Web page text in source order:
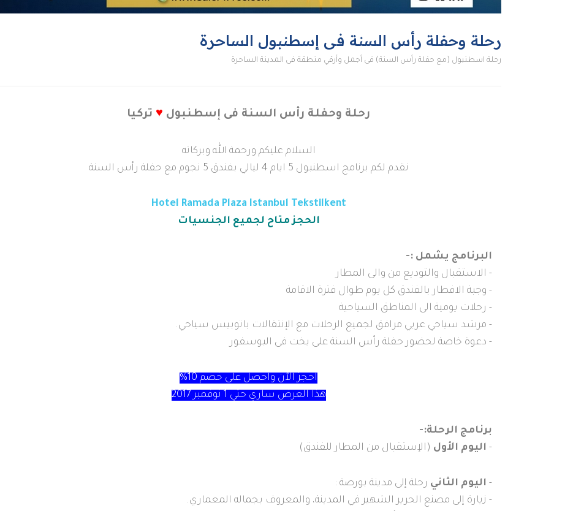
رحلة وحفلة رأس السنة فى إسطنبول الساحرة
رحلة اسطنبول (مع حفلة رأس السنة) فى أجمل وأرقي منطقة فى المدينة الساحرة
رحلة وحفلة رأس السنة فى إسطنبول ♥ تركيا
السلام عليكم ورحمة الله وبركاته
نقدم لكم برنامج اسطنبول 5 ايام 4 ليالي بفندق 5 نجوم مع حفلة رأس السنة
Hotel Ramada Plaza Istanbul Tekstilkent
الحجز متاح لجميع الجنسيات
البرنامج يشمل :-
- الاستقبال والتوديع من والى المطار
- وجبة الافطار بالفندق كل يوم طوال فترة الاقامة
- رحلات يومية الى المناطق السياحية
- مرشد سياحي عربي مرافق لجميع الرحلات مع الإنتقالات باتوبيس سياحي.
- دعوة خاصة لحضور حفلة رأس السنة على يخت فى البوسفور
احجز الآن واحصل على خصم 10%
هذا العرض ساري حتي 1 نوفمبر 2017
برنامج الرحلة:-
- اليوم الأول (الإستقبال من المطار للفندق)
- اليوم الثاني رحلة إلى مدينة بورصة :
- زيارة إلى مصنع الحرير الشهير في المدينة، والمعروف بجماله المعماري.